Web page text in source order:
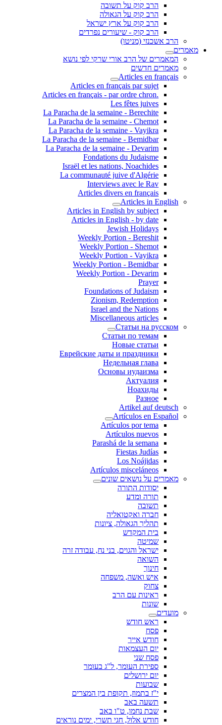
הרב קוק על תשובה
הרב קוק על הגאולה
הרב קוק על ארץ ישראל
הרב קוק - שיעורים נפרדים
הרב אשכנזי (מניטו)
מאמרים
המאמרים של הרב אורי שרקי לפי נושא
מאמרים חדשים
Articles en français
Articles en français par sujet
.Articles en français - par ordre chron
Les fêtes juives
La Paracha de la semaine - Berechite
La Paracha de la semaine - Chemot
La Paracha de la semaine - Vayikra
La Paracha de la semaine - Bemidbar
La Paracha de la semaine - Devarim
Fondations du Judaisme
Israël et les nations, Noachides
La communauté juive d'Algérie
Interviews avec le Rav
Articles divers en français
Articles in English
Articles in English by subject
Articles in English - by date
Jewish Holidays
Weekly Portion - Bereshit
Weekly Portion - Shemot
Weekly Portion - Vayikra
Weekly Portion - Bemidbar
Weekly Portion - Devarim
Prayer
Foundations of Judaism
Zionism, Redemption
Israel and the Nations
Miscellaneous articles
Статьи на русском
Статьи по темам
Новые статьи
Еврейские даты и праздники
Недельная глава
Основы иудаизма
Актуалия
Ноахиды
Разное
Artikel auf deutsch
Artículos en Español
Artículos por tema
Artículos nuevos
Parashá de la semana
Fiestas Judías
Los Noájidas
Artículos misceláneos
מאמרים על נושאים שונים
יסודות התורה
תורה ומדע
תשובה
חברה ואקטואליה
תהליך הגאולה, ציונות
בית המקדש
שמיטה
ישראל והגוים, בני נח, עבודה זרה
השואה
חינוך
איש ואשה, משפחה
צחוק
ראינות עם הרב
שונות
מועדים
ראש חודש
פסח
חודש אייר
יום העצמאות
פסח שני
ספירת העומר, ל"ג בעומר
יום ירושלים
שבועות
י"ז בתמוז, תקופת בין המצרים
תשעה באב
שבת נחמו, ט"ו באב
חודש אלול, חגי תשרי, ימים נוראים